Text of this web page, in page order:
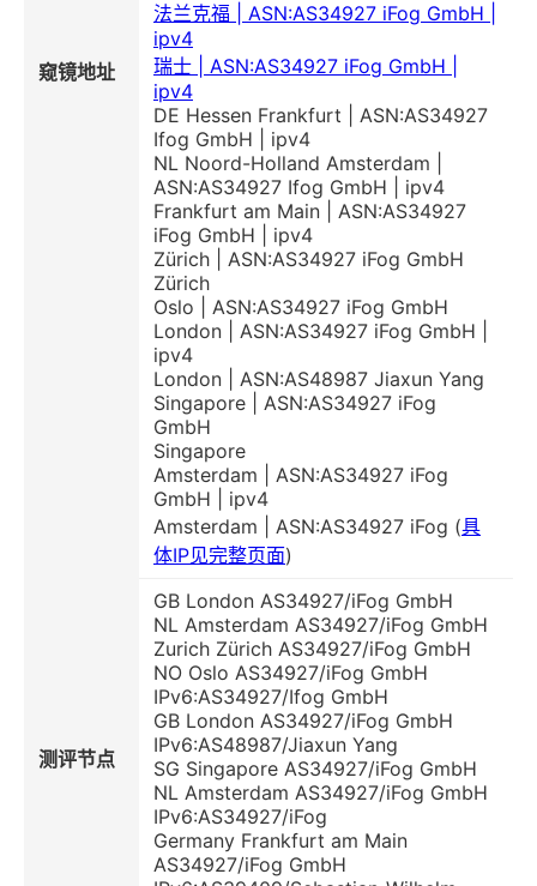
窥镜地址
法兰克福 | ASN:AS34927 iFog GmbH |
ipv4
瑞士 | ASN:AS34927 iFog GmbH |
ipv4
DE Hessen Frankfurt | ASN:AS34927
Ifog GmbH | ipv4
NL Noord-Holland Amsterdam |
ASN:AS34927 Ifog GmbH | ipv4
Frankfurt am Main | ASN:AS34927
iFog GmbH | ipv4
Zürich | ASN:AS34927 iFog GmbH
Zürich
Oslo | ASN:AS34927 iFog GmbH
London | ASN:AS34927 iFog GmbH |
ipv4
London | ASN:AS48987 Jiaxun Yang
Singapore | ASN:AS34927 iFog
GmbH
Singapore
Amsterdam | ASN:AS34927 iFog
GmbH | ipv4
Amsterdam | ASN:AS34927 iFog (具
体IP见完整页面)
测评节点
GB London AS34927/iFog GmbH
NL Amsterdam AS34927/iFog GmbH
Zurich Zürich AS34927/iFog GmbH
NO Oslo AS34927/iFog GmbH
IPv6:AS34927/Ifog GmbH
GB London AS34927/iFog GmbH
IPv6:AS48987/Jiaxun Yang
SG Singapore AS34927/iFog GmbH
NL Amsterdam AS34927/iFog GmbH
IPv6:AS34927/iFog
Germany Frankfurt am Main
AS34927/iFog GmbH